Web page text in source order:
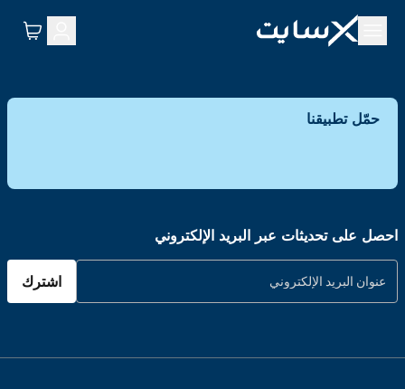
حمّل تطبيقنا
احصل على تحديثات عبر البريد الإلكتروني
اشترك